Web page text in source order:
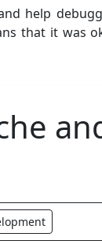
help
that it was